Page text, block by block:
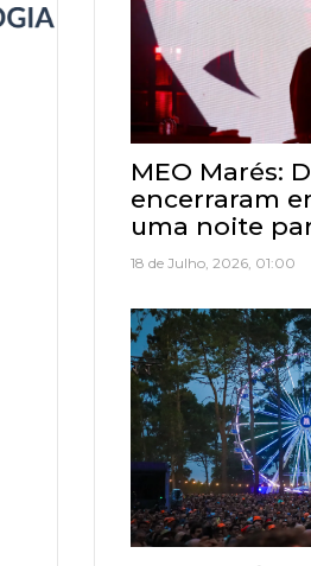
MEO Marés:
encerraram
uma noite
18 de Julho, 2026, 01:00